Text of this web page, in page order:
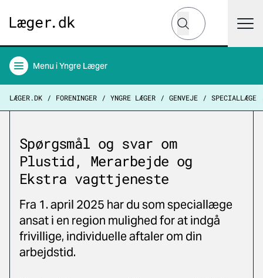
Hvad leder du efter?
Søg
Menu i Yngre Læger
LÆGER.DK FORENINGER YNGRE LÆGER GENVEJE SPECIALLÆGE
Spørgsmål og svar om
Plustid, Merarbejde og
Ekstra vagttjeneste
Fra 1. april 2025 har du som speciallæge
ansat i en region mulighed for at indgå
frivillige, individuelle aftaler om din
arbejdstid.